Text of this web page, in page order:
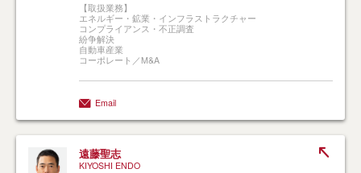
【取扱業務】
エネルギー・鉱業・インフラストラクチャー
コンプライアンス・不正調査
紛争解決
自動車産業
コーポレート／M&A
Email
遠藤聖志
KIYOSHI ENDO